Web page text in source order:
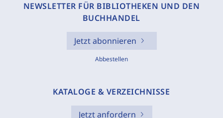
NEWSLETTER FÜR BIBLIOTHEKEN UND DEN
BUCHHANDEL
Jetzt abonnieren
Abbestellen
KATALOGE & VERZEICHNISSE
Jetzt anfordern